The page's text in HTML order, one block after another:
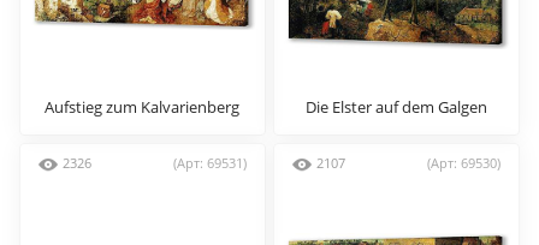
Aufstieg zum Kalvarienberg Die Elster auf dem Galgen
2326 (Арт: 69531) 2107 (Арт: 69530)